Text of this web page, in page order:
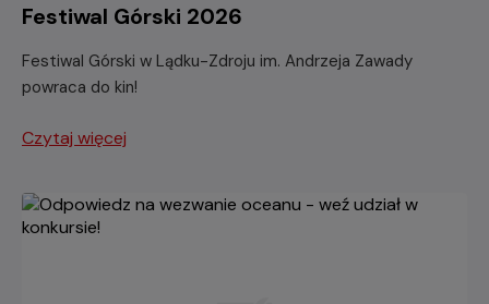
Festiwal Górski 2026
Festiwal Górski w Lądku-Zdroju im. Andrzeja Zawady
powraca do kin!
Czytaj więcej